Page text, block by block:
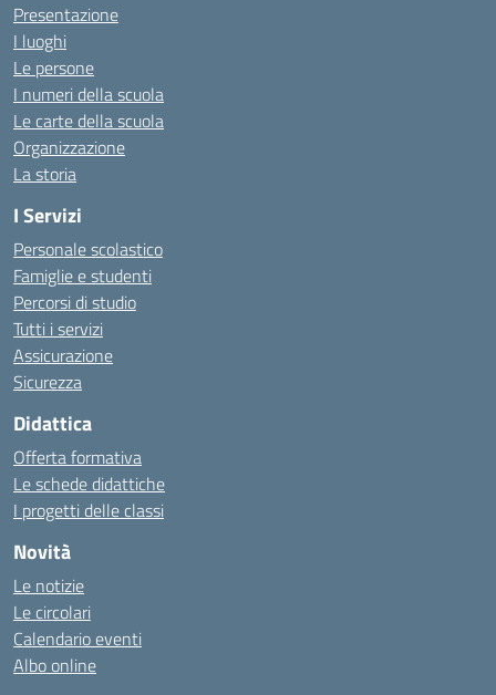
Presentazione
I luoghi
Le persone
I numeri della scuola
Le carte della scuola
Organizzazione
La storia
I Servizi
Personale scolastico
Famiglie e studenti
Percorsi di studio
Tutti i servizi
Assicurazione
Sicurezza
Didattica
Offerta formativa
Le schede didattiche
I progetti delle classi
Novità
Le notizie
Le circolari
Calendario eventi
Albo online